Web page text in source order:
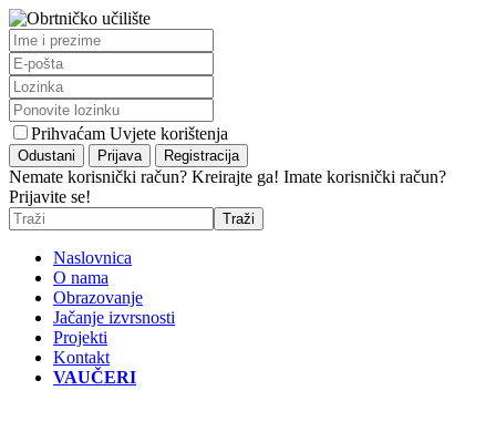
Prihvaćam Uvjete korištenja
Nemate korisnički račun? Kreirajte ga! Imate korisnički račun?
Prijavite se!
Naslovnica
O nama
Obrazovanje
Jačanje izvrsnosti
Projekti
Kontakt
VAUČERI